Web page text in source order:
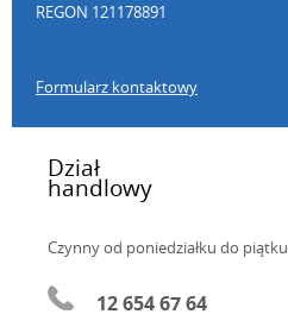
REGON 121178891
Formularz kontaktowy
Dział
handlowy
Czynny od poniedziałku do piątku
12 654 67 64